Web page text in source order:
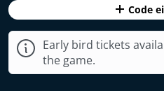
Code
Early bird tickets
the game.